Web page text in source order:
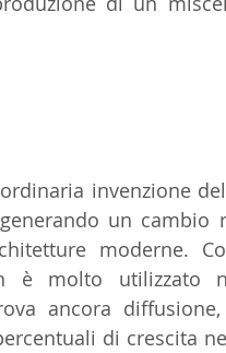
invenzione
un cambio
moderne.
è molto utilizzato
ancora
di crescita